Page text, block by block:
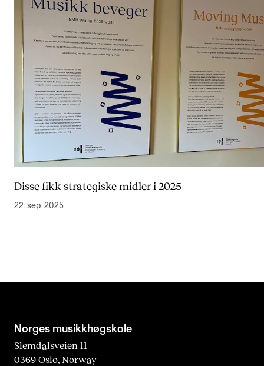
Disse fikk strategiske midler i 2025
22. sep. 2025
Norges musikk­høgskole
Slemdalsveien 11
0369 Oslo, Norway